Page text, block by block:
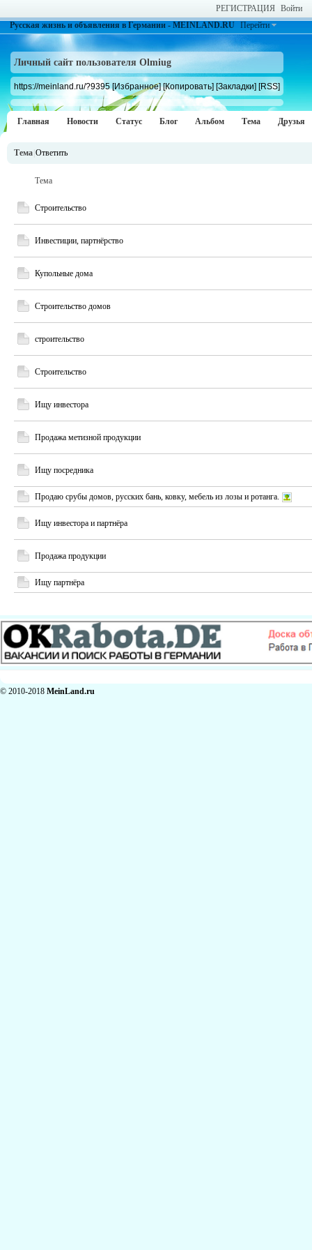
РЕГИСТРАЦИЯ Войти
Русская жизнь и объявления в Германии - MEINLAND.RU Перейти
Личный сайт пользователя Olmiug
https://meinland.ru/?9395 [Избранное] [Копировать] [Закладки] [RSS]
Главная Новости Статус Блог Альбом Тема Друзья
Тема Ответить
Тема
Строительство
Инвестиции, партнёрство
Купольные дома
Строительство домов
строительство
Строительство
Ищу инвестора
Продажа метизной продукции
Ищу посредника
Продаю срубы домов, русских бань, ковку, мебель из лозы и ротанга.
Ищу инвестора и партнёра
Продажа продукции
Ищу партнёра
© 2010-2018 MeinLand.ru